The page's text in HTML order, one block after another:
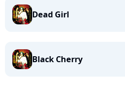
Dead Girl
Black Cherry